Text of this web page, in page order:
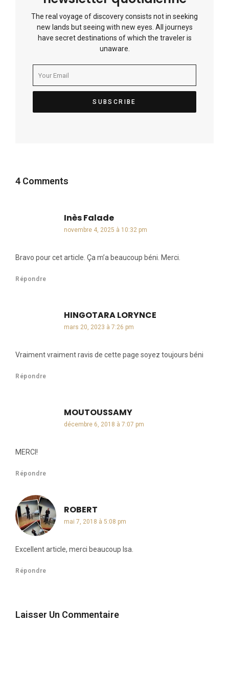
The real voyage of discovery consists not in seeking
new lands but seeing with new eyes. All journeys
have secret destinations of which the traveler is
unaware.
4 Comments
Inès Faladedit :
novembre 4, 2025 à 10:32 pm
Bravo pour cet article. Ça m’a beaucoup béni. Merci.
Répondre
HINGOTARA LORYNCE
mars 20, 2023 à 7:26 pm
Vraiment vraiment ravis de cette page soyez toujours béni
Répondre
MOUTOUSSAMYdit :
décembre 6, 2018 à 7:07 pm
MERCI!
Répondre
ROBERT
mai 7, 2018 à 5:08 pm
Excellent article, merci beaucoup Isa.
Répondre
Laisser Un Commentaire